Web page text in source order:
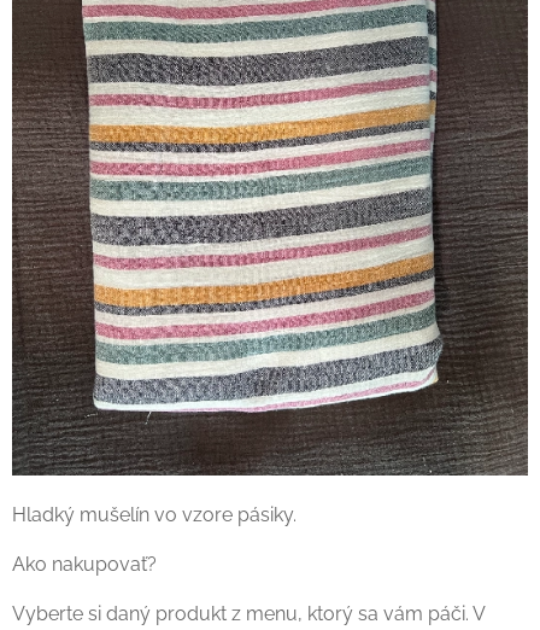
Hladký mušelín vo vzore pásiky.
Ako nakupovať?
Vyberte si daný produkt z menu, ktorý sa vám páči. V